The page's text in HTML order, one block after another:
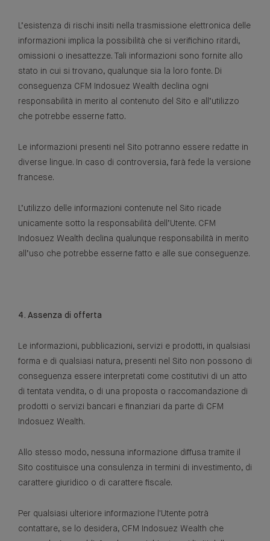
L’esistenza di rischi insiti nella trasmissione elettronica delle
informazioni implica la possibilità che si verifichino ritardi,
omissioni o inesattezze. Tali informazioni sono fornite allo
stato in cui si trovano, qualunque sia la loro fonte. Di
conseguenza CFM Indosuez Wealth declina ogni
responsabilità in merito al contenuto del Sito e all’utilizzo
che potrebbe esserne fatto.
Le informazioni presenti nel Sito potranno essere redatte in
diverse lingue. In caso di controversia, farà fede la versione
francese.
L’utilizzo delle informazioni contenute nel Sito ricade
unicamente sotto la responsabilità dell’Utente. CFM
Indosuez Wealth declina qualunque responsabilità in merito
all’uso che potrebbe esserne fatto e alle sue conseguenze.
4. Assenza di offerta
Le informazioni, pubblicazioni, servizi e prodotti, in qualsiasi
forma e di qualsiasi natura, presenti nel Sito non possono di
conseguenza essere interpretati come costitutivi di un atto
di tentata vendita, o di una proposta o raccomandazione di
prodotti o servizi bancari e finanziari da parte di CFM
Indosuez Wealth.
Allo stesso modo, nessuna informazione diffusa tramite il
Sito costituisce una consulenza in termini di investimento, di
carattere giuridico o di carattere fiscale.
Per qualsiasi ulteriore informazione l'Utente potrà
contattare, se lo desidera, CFM Indosuez Wealth che